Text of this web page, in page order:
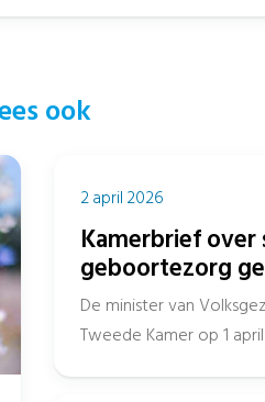
ook
2 april 2026
Kamerbrief over
geboortezorg
De minister van
Tweede Kamer op 1